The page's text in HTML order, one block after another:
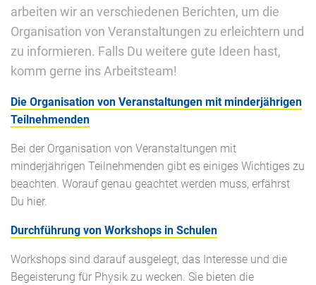
arbeiten wir an verschiedenen Berichten, um die
Organisation von Veranstaltungen zu erleichtern und
zu informieren. Falls Du weitere gute Ideen hast,
komm gerne ins Arbeitsteam!
Die Organisation von Veranstaltungen mit minderjährigen
Teilnehmenden
Bei der Organisation von Veranstaltungen mit
minderjährigen Teilnehmenden gibt es einiges Wichtiges zu
beachten. Worauf genau geachtet werden muss, erfährst
Du hier.
Durchführung von Workshops in Schulen
Workshops sind darauf ausgelegt, das Interesse und die
Begeisterung für Physik zu wecken. Sie bieten die